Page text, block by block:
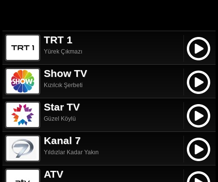
TRT 1
Yürek Çıkmazı
Show TV
Kızılcık Şerbeti
Star TV
Güzel Köylü
Kanal 7
Yıldızlar Kadar Yakın
ATV